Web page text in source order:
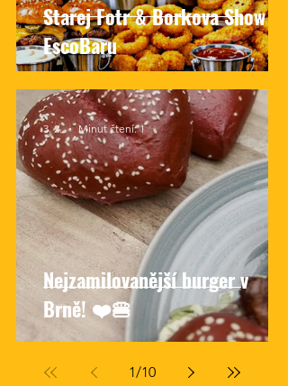
Starej Fotr & Borkova Show v
EscoBaru
Nejzamilovanější burger v
Brně! ❤️🍔
3. 2. Minut čtení: 1
1/10